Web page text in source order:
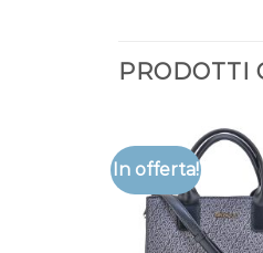
PRODOTTI
In offerta!